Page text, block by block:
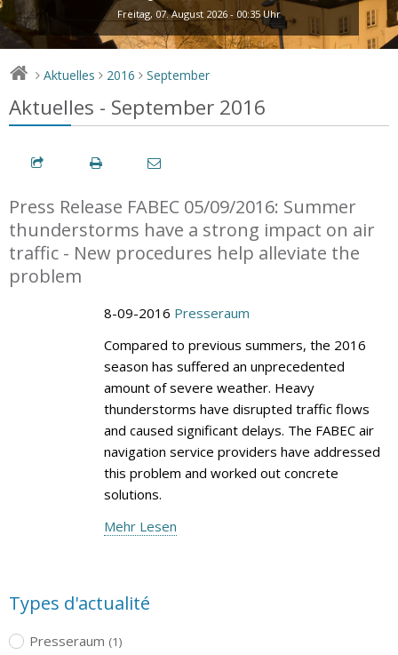
Freitag, 07. August 2026 - 00:35 Uhr
> Aktuelles > 2016 > September
Aktuelles - September 2016
Press Release FABEC 05/09/2016: Summer
thunderstorms have a strong impact on air
traffic - New procedures help alleviate the
problem
8-09-2016 Presseraum
Compared to previous summers, the 2016
season has suffered an unprecedented
amount of severe weather. Heavy
thunderstorms have disrupted traffic flows
and caused significant delays. The FABEC air
navigation service providers have addressed
this problem and worked out concrete
solutions.
Mehr Lesen
Types d'actualité
Presseraum (1)